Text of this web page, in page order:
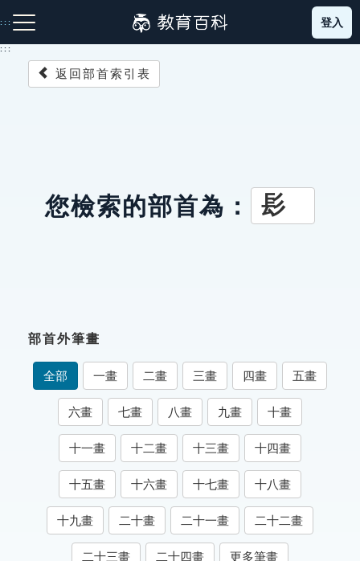
到
主
:::
成語故事
索引選單
知識索引
單字索引
生命大百科索引
遊戲專區
登入
:::
返回部首索引表
您檢索的部首為： 髟
部首外筆畫
全部 一畫 二畫 三畫 四畫 五畫
六畫 七畫 八畫 九畫 十畫
十一畫 十二畫 十三畫 十四畫
十五畫 十六畫 十七畫 十八畫
十九畫 二十畫 二十一畫 二十二畫
二十三畫 二十四畫 更多筆畫